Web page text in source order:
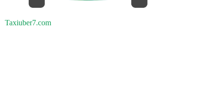
Taxiuber7.com